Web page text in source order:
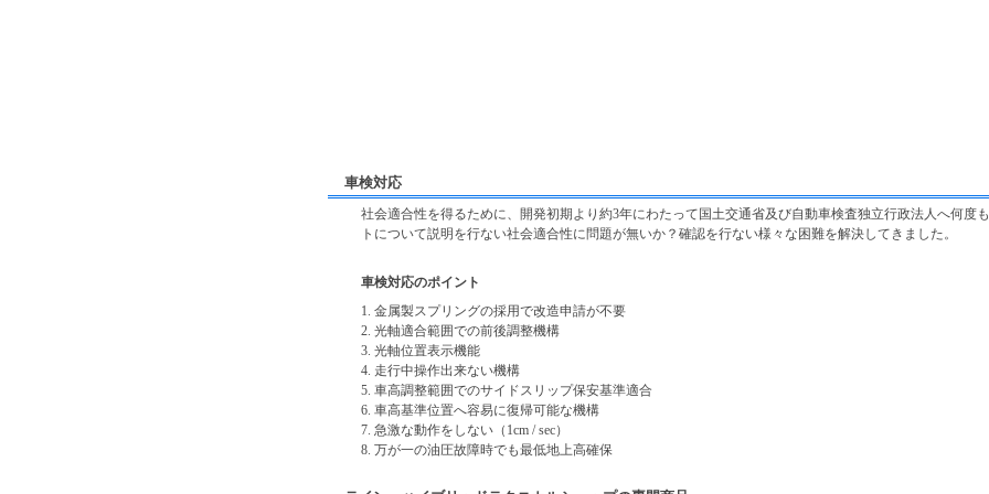
車検対応
社会適合性を得るために、開発初期より約3年にわたって国土交通省及び自動車検査独立行政法人へ何度
トについて説明を行ない社会適合性に問題が無いか？確認を行ない様々な困難を解決してきました。
車検対応のポイント
1. 金属製スプリングの採用で改造申請が不要
2. 光軸適合範囲での前後調整機構
3. 光軸位置表示機能
4. 走行中操作出来ない機構
5. 車高調整範囲でのサイドスリップ保安基準適合
6. 車高基準位置へ容易に復帰可能な機構
7. 急激な動作をしない（1cm / sec）
8. 万が一の油圧故障時でも最低地上高確保